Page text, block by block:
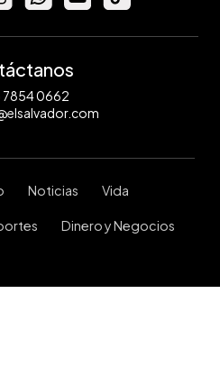
7854 0662
Noticias Vida
Dinero y Negocios